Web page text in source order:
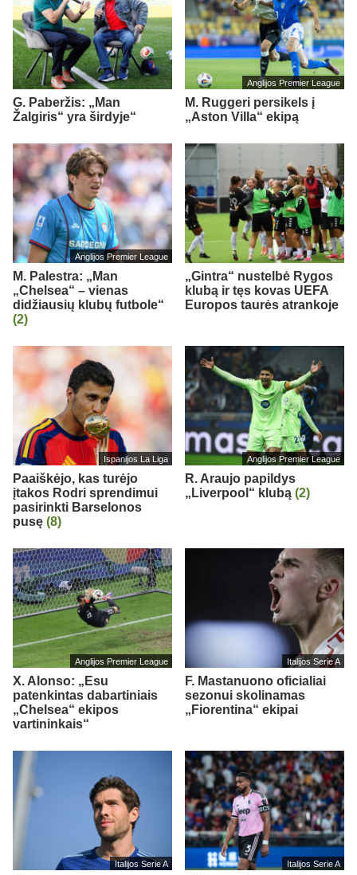
G. Paberžis: „Man
Žalgiris“ yra širdyje“
Anglijos Premier League
M. Ruggeri persikels į
„Aston Villa“ ekipą
Anglijos Premier League
M. Palestra: „Man
„Chelsea“ – vienas
didžiausių klubų futbole“
(2)
„Gintra“ nustelbė Rygos
klubą ir tęs kovas UEFA
Europos taurės atrankoje
Ispanijos La Liga
Paaiškėjo, kas turėjo
įtakos Rodri sprendimui
pasirinkti Barselonos
pusę (8)
Anglijos Premier League
R. Araujo papildys
„Liverpool“ klubą (2)
Anglijos Premier League
X. Alonso: „Esu
patenkintas dabartiniais
„Chelsea“ ekipos
vartininkais“
Italijos Serie A
F. Mastanuono oficialiai
sezonui skolinamas
„Fiorentina“ ekipai
Italijos Serie A Italijos Serie A